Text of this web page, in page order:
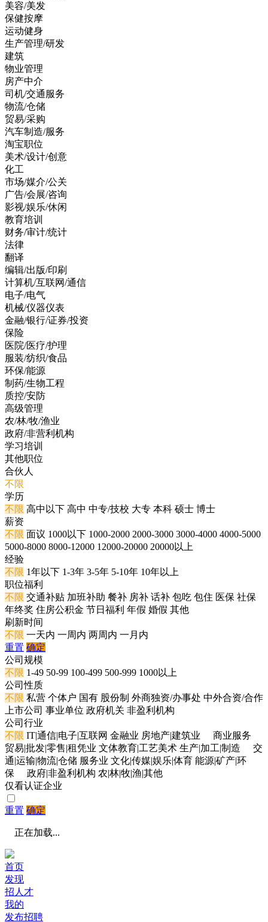
美容/美发
保健按摩
运动健身
生产管理/研发
建筑
物业管理
房产中介
司机/交通服务
物流/仓储
贸易/采购
汽车制造/服务
淘宝职位
美术/设计/创意
化工
市场/媒介/公关
广告/会展/咨询
影视/娱乐/休闲
教育培训
财务/审计/统计
法律
翻译
编辑/出版/印刷
计算机/互联网/通信
电子/电气
机械/仪器仪表
金融/银行/证券/投资
保险
医院/医疗/护理
服装/纺织/食品
环保/能源
制药/生物工程
质控/安防
高级管理
农/林/牧/渔业
政府/非营利机构
学习培训
其他职位
合伙人
不限
学历
不限 高中以下 高中 中专/技校 大专 本科 硕士 博士
薪资
不限 面议 1000以下 1000-2000 2000-3000 3000-4000 4000-5000
5000-8000 8000-12000 12000-20000 20000以上
经验
不限 1年以下 1-3年 3-5年 5-10年 10年以上
职位福利
不限 交通补贴 加班补助 餐补 房补 话补 包吃 包住 医保 社保
年终奖 住房公积金 节日福利 年假 婚假 其他
刷新时间
不限 一天内 一周内 两周内 一月内
重置 确定
公司规模
不限 1-49 50-99 100-499 500-999 1000以上
公司性质
不限 私营 个体户 国有 股份制 外商独资/办事处 中外合资/合作
上市公司 事业单位 政府机关 非盈利机构
公司行业
不限 IT|通信|电子|互联网 金融业 房地产|建筑业
商业服务
贸易|批发|零售|租凭业 文体教育|工艺美术 生产|加工|制造
交
通|运输|物流|仓储 服务业 文化|传媒|娱乐|体育 能源|矿产|环
保
政府|非盈利机构 农|林|牧|渔|其他
仅看认证企业
重置 确定
正在加载...
首页
发现
招人才
我的
发布招聘